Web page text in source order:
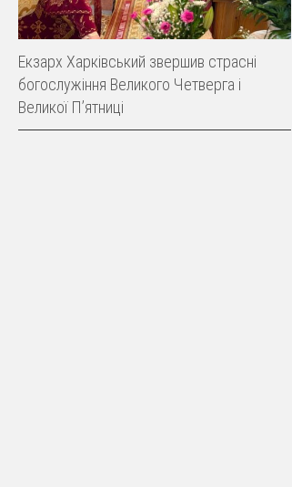
Екзарх Харківський звершив страсні
богослужіння Великого Четверга і
Великої Пʼятниці